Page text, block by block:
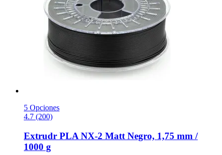
5 Opciones
4.7 (200)
Extrudr PLA NX-​2 Matt Negro, 1,75 mm /
1000 g